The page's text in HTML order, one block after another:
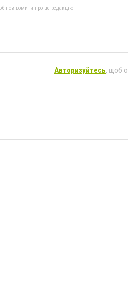
повідомити про це редакцію
Авторизуйтесь, щоб